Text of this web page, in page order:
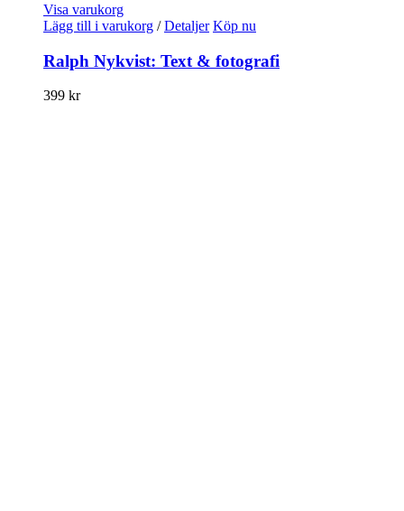
Visa varukorg
Lägg till i varukorg / Detaljer Köp nu
Ralph Nykvist: Text & fotografi
399 kr